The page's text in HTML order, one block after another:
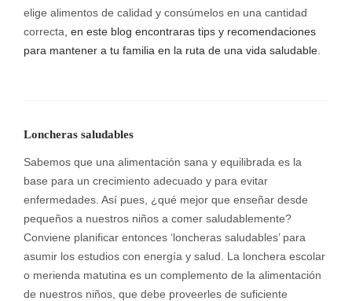
elige alimentos de calidad y consúmelos en una cantidad
correcta, en este blog encontraras tips y recomendaciones
para mantener a tu familia en la ruta de una vida saludable.
Loncheras saludables
Sabemos que una alimentación sana y equilibrada es la
base para un crecimiento adecuado y para evitar
enfermedades. Así pues, ¿qué mejor que enseñar desde
pequeños a nuestros niños a comer saludablemente?
Conviene planificar entonces ‘loncheras saludables’ para
asumir los estudios con energía y salud. La lonchera escolar
o merienda matutina es un complemento de la alimentación
de nuestros niños, que debe proveerles de suficiente